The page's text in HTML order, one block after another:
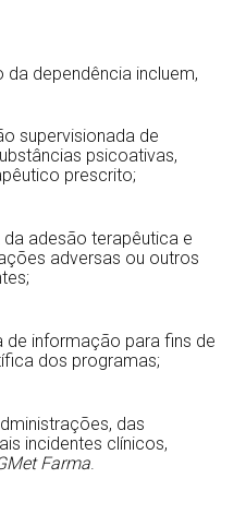
dependência incluem,
supervisionada de
psicoativas,
prescrito;
adesão terapêutica e
adversas ou outros
informação para fins de
dos programas;
das
incidentes clínicos,
Farma.